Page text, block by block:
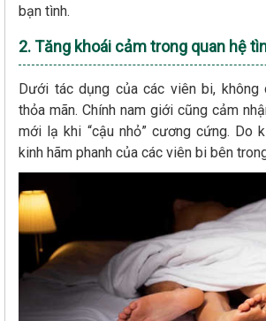
bạn tình.
2. Tăng khoái cảm trong quan hệ
Dưới tác dụng của các viên bi,
thỏa mãn. Chính nam giới cũng cảm
mới lạ khi “cậu nhỏ” cương cứng. Do
kinh hãm phanh của các viên bi bên